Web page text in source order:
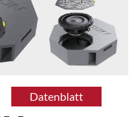
Datenblatt